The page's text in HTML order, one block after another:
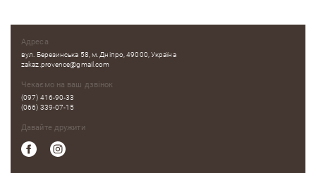
Адреса
вул. Березинська 58, м. Дніпро, 49000, Україна
zakaz.provence@gmail.com
Чекаємо на ваш дзвінок
(097) 416-90-33
(066) 339-07-15
Давайте дружити
Коментар
Переваги